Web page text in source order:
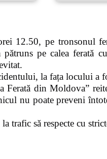
12.50, pe tronsonul
pe calea ferată
la fața locului a
Ferată din Moldova”
nu poate preveni
trafic să respecte cu